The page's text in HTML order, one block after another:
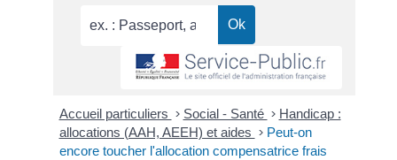
Accueil particuliers > Social - Santé > Handicap :
allocations (AAH, AEEH) et aides > Peut-on
encore toucher l'allocation compensatrice frais